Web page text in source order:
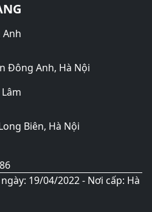
Đông Anh, Hà Nội
Biên, Hà Nội
19/04/2022 - Nơi cấp: Hà